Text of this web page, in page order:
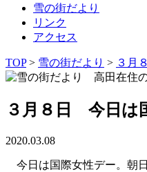
雪の街だより
リンク
アクセス
TOP> 雪の街だより > ３月
３月８日 今日は
2020.03.08
今日は国際女性デー。朝